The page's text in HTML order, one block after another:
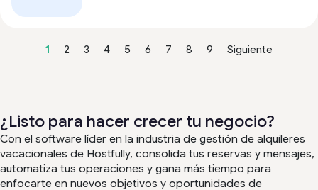
1 2 3 4 5 6 7 8 9 Siguiente
¿Listo para hacer crecer tu negocio?
Con el software líder en la industria de gestión de alquileres
vacacionales de Hostfully, consolida tus reservas y mensajes,
automatiza tus operaciones y gana más tiempo para
enfocarte en nuevos objetivos y oportunidades de